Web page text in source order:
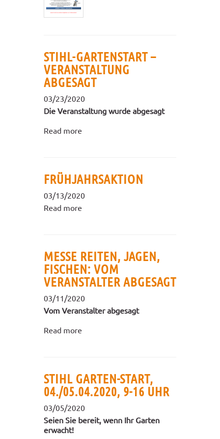
STIHL-GARTENSTART –
VERANSTALTUNG
ABGESAGT
03/23/2020
Die Veranstaltung wurde abgesagt
Read more
FRÜHJAHRSAKTION
03/13/2020
Read more
MESSE REITEN, JAGEN,
FISCHEN: VOM
VERANSTALTER ABGESAGT
03/11/2020
Vom Veranstalter abgesagt
Read more
STIHL GARTEN-START,
04./05.04.2020, 9-16 UHR
03/05/2020
Seien Sie bereit, wenn Ihr Garten
erwacht!